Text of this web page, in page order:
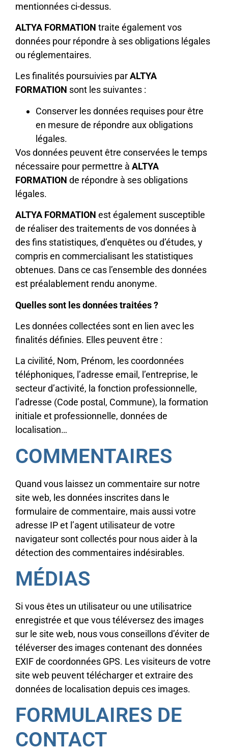
mentionnées ci-dessus.
ALTYA FORMATION traite également vos
données pour répondre à ses obligations légales
ou réglementaires.
Les finalités poursuivies parALTYA
FORMATION sont les suivantes :
Conserver les données requises pour être
en mesure de répondre aux obligations
légales.
Vos données peuvent être conservées le temps
nécessaire pour permettre à ALTYA
FORMATION de répondre à ses obligations
légales.
ALTYA FORMATION est également susceptible
de réaliser des traitements de vos données à
des fins statistiques, d’enquêtes ou d’études, y
compris en commercialisant les statistiques
obtenues. Dans ce cas l’ensemble des données
est préalablement rendu anonyme.
Quelles sont les données traitées ?
Les données collectées sont en lien avec les
finalités définies. Elles peuvent être :
La civilité, Nom, Prénom, les coordonnées
téléphoniques, l’adresse email, l’entreprise, le
secteur d’activité, la fonction professionnelle,
l’adresse (Code postal, Commune), la formation
initiale et professionnelle, données de
localisation…
COMMENTAIRES
Quand vous laissez un commentaire sur notre
site web, les données inscrites dans le
formulaire de commentaire, mais aussi votre
adresse IP et l’agent utilisateur de votre
navigateur sont collectés pour nous aider à la
détection des commentaires indésirables.
MÉDIAS
Si vous êtes un utilisateur ou une utilisatrice
enregistrée et que vous téléversez des images
sur le site web, nous vous conseillons d’éviter de
téléverser des images contenant des données
EXIF de coordonnées GPS. Les visiteurs de votre
site web peuvent télécharger et extraire des
données de localisation depuis ces images.
FORMULAIRES DE
CONTACT